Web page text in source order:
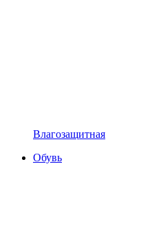
Влагозащитная
Обувь